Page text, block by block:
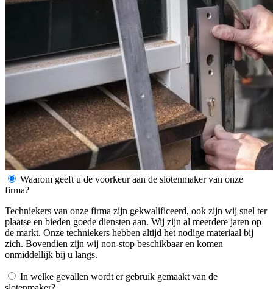
Waarom geeft u de voorkeur aan de slotenmaker van onze
firma?
Techniekers van onze firma zijn gekwalificeerd, ook zijn wij snel ter
plaatse en bieden goede diensten aan. Wij zijn al meerdere jaren op
de markt. Onze techniekers hebben altijd het nodige materiaal bij
zich. Bovendien zijn wij non-stop beschikbaar en komen
onmiddellijk bij u langs.
In welke gevallen wordt er gebruik gemaakt van de